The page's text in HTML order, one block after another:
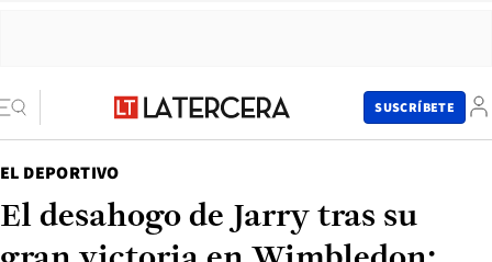
SUSCRÍBETE
EL DEPORTIVO
El desahogo de Jarry tras su